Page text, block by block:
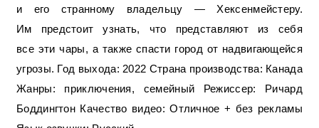
и его странному владельцу — Хексенмейстеру.
Им предстоит узнать, что представляют из себя
все эти чары, а также спасти город от надвигающейся
угрозы. Год выхода: 2022 Страна производства: Канада
Жанры: приключения, семейный Режиссер: Ричард
Боддингтон Качество видео: Отличное + без рекламы